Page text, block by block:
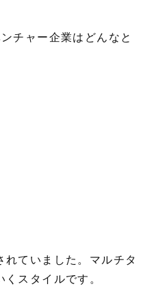
チャー企業はどんなと
ていました。マルチタ
スタイルです。